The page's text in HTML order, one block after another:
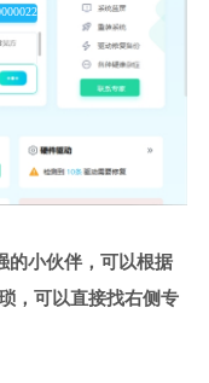
的小伙伴，可以根据
，可以直接找右侧专